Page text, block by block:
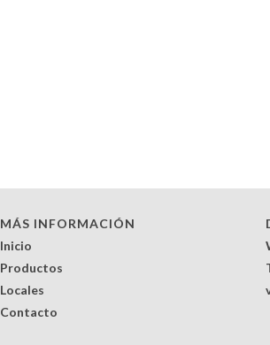
MÁS INFORMACIÓN
Inicio
Productos
Locales
Contacto